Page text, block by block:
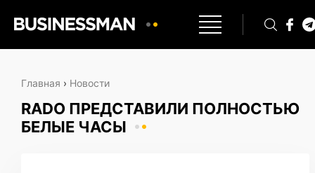
Главная › Новости
RADO ПРЕДСТАВИЛИ ПОЛНОСТЬЮ
БЕЛЫЕ ЧАСЫ